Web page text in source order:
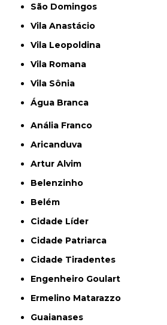
São Domingos
Vila Anastácio
Vila Leopoldina
Vila Romana
Vila Sônia
Água Branca
Anália Franco
Aricanduva
Artur Alvim
Belenzinho
Belém
Cidade Líder
Cidade Patriarca
Cidade Tiradentes
Engenheiro Goulart
Ermelino Matarazzo
Guaianases